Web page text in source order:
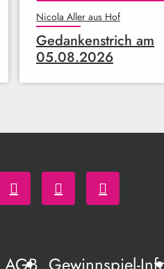
Nicola Aller aus Hof
Gedankenstrich am
05.08.2026